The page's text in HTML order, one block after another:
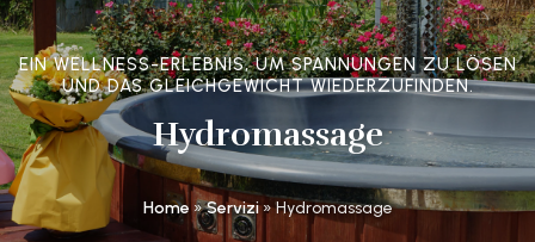
EIN WELLNESS-ERLEBNIS, UM SPANNUNGEN ZU LÖSEN
UND DAS GLEICHGEWICHT WIEDERZUFINDEN.
Hydromassage
Home »Servizi»Hydromassage